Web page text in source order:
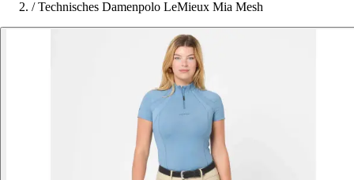
/ Technisches Damenpolo LeMieux Mia Mesh